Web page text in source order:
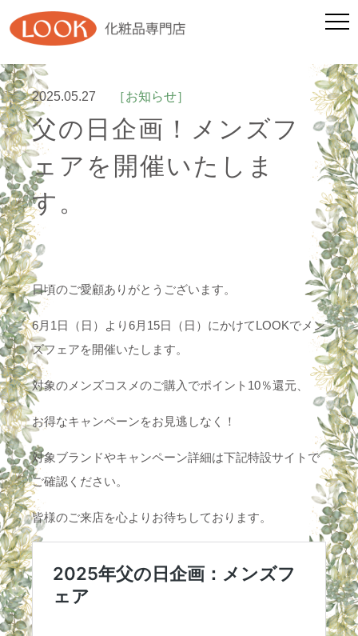
2025.05.27 ［お知らせ］
父の日企画！メンズフ
ェアを開催いたしま
す。
日頃のご愛顧ありがとうございます。
6月1日（日）より6月15日（日）にかけてLOOKでメン
ズフェアを開催いたします。
対象のメンズコスメのご購入でポイント10％還元、
お得なキャンペーンをお見逃しなく！
対象ブランドやキャンペーン詳細は下記特設サイトで
ご確認ください。
皆様のご来店を心よりお待ちしております。